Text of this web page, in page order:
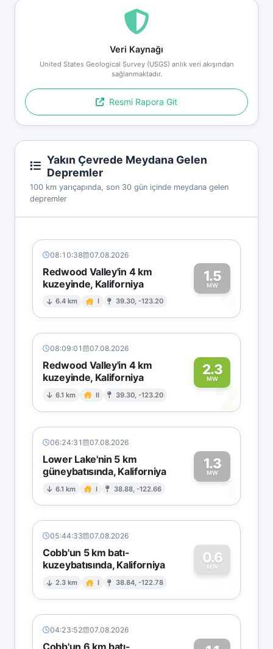
Veri Kaynağı
United States Geological Survey (USGS) anlık veri akışından
sağlanmaktadır.
Resmi Rapora Git
Yakın Çevrede Meydana Gelen
Depremler
100 km yarıçapında, son 30 gün içinde meydana gelen
depremler
08:10:38 07.08.2026
Redwood Valley'in 4 km
kuzeyinde, Kaliforniya
6.4 km I 39.30, -123.20
1.5
MW1
08:09:01 07.08.2026
Redwood Valley'in 4 km
kuzeyinde, Kaliforniya
6.1 km II 39.30, -123.20
2.3
MW
2
06:24:31 07.08.2026
Lower Lake'nin 5 km
güneybatısında, Kaliforniya
6.1 km I 38.88, -122.66
1.3
MW1
05:44:33 07.08.2026
Cobb'un 5 km batı-
kuzeybatısında, Kaliforniya
2.3 km I 38.84, -122.78
0.6
MW
0
04:23:52 07.08.2026
Cobb'un 6 km batı-